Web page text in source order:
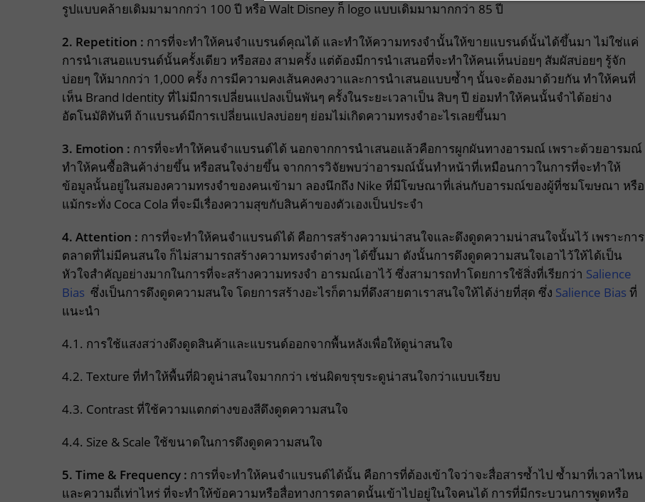
รูปแบบคล้ายเดิมมามากกว่า 100 ปี หรือ Walt Disney ก็ logo แบบเดิมมามากกว่า 85 ปี
2. Repetition : การที่จะทำให้คนจำแบรนด์คุณได้ และทำให้ความทรงจำนั้นให้ขายแบรนด์นั้นได้ขึ้นมา ไม่ใช่แค่
การนำเสนอแบรนด์นั้นครั้งเดียว หรือสอง สามครั้ง แต่ต้องมีการนำเสนอที่จะทำให้คนเห็นบ่อยๆ สัมผัสบ่อยๆ รู้จัก
บ่อยๆ ให้มากกว่า 1,000 ครั้ง การมีความคงเส้นคงคงวาและการนำเสนอแบบซ้ำๆ นั้นจะต้องมาด้วยกัน ทำให้คนที่
เห็น Brand Identity ที่ไม่มีการเปลี่ยนแปลงเป็นพันๆ ครั้งในระยะเวลาเป็น สิบๆ ปี ย่อมทำให้คนนั้นจำได้อย่าง
อัตโนมัติทันที ถ้าแบรนด์มีการเปลี่ยนแปลงบ่อยๆ ย่อมไม่เกิดความทรงจำอะไรเลยขึ้นมา
3. Emotion : การที่จะทำให้คนจำแบรนด์ได้ นอกจากการนำเสนอแล้วคือการผูกผันทางอารมณ์ เพราะด้วยอารมณ์
ทำให้คนซื้อสินค้าง่ายขึ้น หรือสนใจง่ายขึ้น จากการวิจัยพบว่าอารมณ์นั้นทำหน้าที่เหมือนกาวในการที่จะทำให้
ข้อมูลนั้นอยู่ในสมองความทรงจำของคนเข้ามา ลองนึกถึง Nike ที่มีโฆษณาที่เล่นกับอารมณ์ของผู้ที่ชมโฆษณา หรือ
แม้กระทั่ง Coca Cola ที่จะมีเรื่องความสุขกับสินค้าของตัวเองเป็นประจำ
4. Attention : การที่จะทำให้คนจำแบรนด์ได้ คือการสร้างความน่าสนใจและดึงดูดความน่าสนใจนั้นไว้ เพราะการ
ตลาดที่ไม่มีคนสนใจ ก็ไม่สามารถสร้างความทรงจำต่างๆ ได้ขึ้นมา ดังนั้นการดึงดูดความสนใจเอาไว้ให้ได้เป็น
หัวใจสำคัญอย่างมากในการที่จะสร้างความทรงจำ อารมณ์เอาไว้ ซึ่งสามารถทำโดยการใช้สิ่งที่เรียกว่า Salience
Bias ซึ่งเป็นการดึงดูดความสนใจ โดยการสร้างอะไรก็ตามที่ดึงสายตาเราสนใจให้ได้ง่ายที่สุด ซึ่ง Salience Bias ที่
แนะนำ
4.1. การใช้แสงสว่างดึงดูดสินค้าและแบรนด์ออกจากพื้นหลังเพื่อให้ดูน่าสนใจ
4.2. Texture ที่ทำให้พื้นที่ผิวดูน่าสนใจมากกว่า เช่นผิดขรุขระดูน่าสนใจกว่าแบบเรียบ
4.3. Contrast ที่ใช้ความแตกต่างของสีดึงดูดความสนใจ
4.4. Size & Scale ใช้ขนาดในการดึงดูดความสนใจ
5. Time & Frequency : การที่จะทำให้คนจำแบรนด์ได้นั้น คือการที่ต้องเข้าใจว่าจะสื่อสารซ้ำไป ซ้ำมาที่เวลาไหน
และความถี่เท่าไหร่ ที่จะทำให้ข้อความหรือสื่อทางการตลาดนั้นเข้าไปอยู่ในใจคนได้ การที่มีกระบวนการพูดหรือ